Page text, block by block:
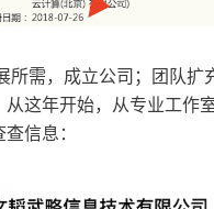
所需，成立公司；团队扩
这年开始，从专业工作
信息：